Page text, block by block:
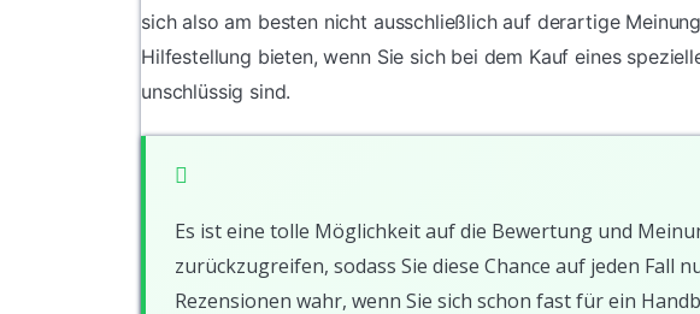
sich also am besten nicht ausschließlich auf derartige
Hilfestellung bieten, wenn Sie sich bei dem Kauf eines
unschlüssig sind.
Es ist eine tolle Möglichkeit auf die Bewertung und
zurückzugreifen, sodass Sie diese Chance auf jeden Fall
Rezensionen wahr, wenn Sie sich schon fast für ein